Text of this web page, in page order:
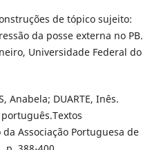
de tópico sujeito:
da posse externa no PB.
Universidade Federal do
Anabela; DUARTE, Inês.
Associação Portuguesa de